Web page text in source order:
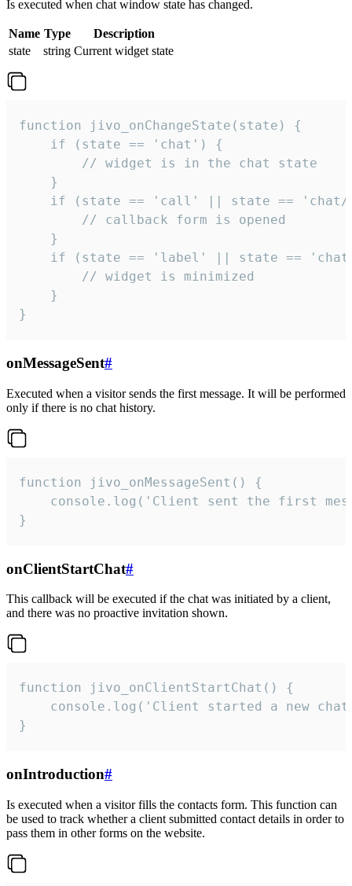
Is executed when chat window state has changed.
Name Type
Description
state
string Current widget state
function jivo_onChangeState(state) {
    if (state == 'chat') {
        // widget is in the chat state
    }
if (state == 'call' || state ==
        // callback form is opened
    }
if (state == 'label' || state ==
        // widget is minimized
    }
}
onMessageSent#
Executed when a visitor sends the first message. It will be performed
only if there is no chat history.
function jivo_onMessageSent() {
console.log('Client sent the first
}
onClientStartChat#
This callback will be executed if the chat was initiated by a client,
and there was no proactive invitation shown.
function jivo_onClientStartChat() {
console.log('Client started a new
}
onIntroduction#
Is executed when a visitor fills the contacts form. This function can
be used to track whether a client submitted contact details in order to
pass them in other forms on the website.